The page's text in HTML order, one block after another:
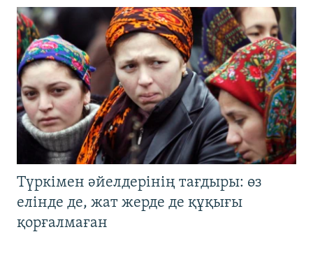
Түркімен әйелдерінің тағдыры: өз
елінде де, жат жерде де құқығы
қорғалмаған